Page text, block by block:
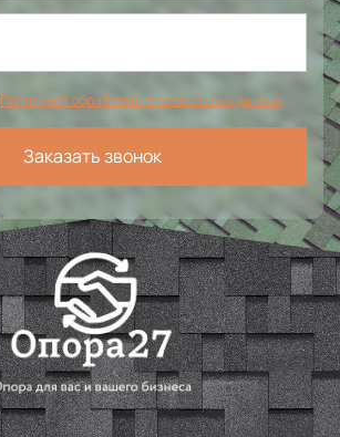
Политикой обработки персональных данных
Заказать звонок